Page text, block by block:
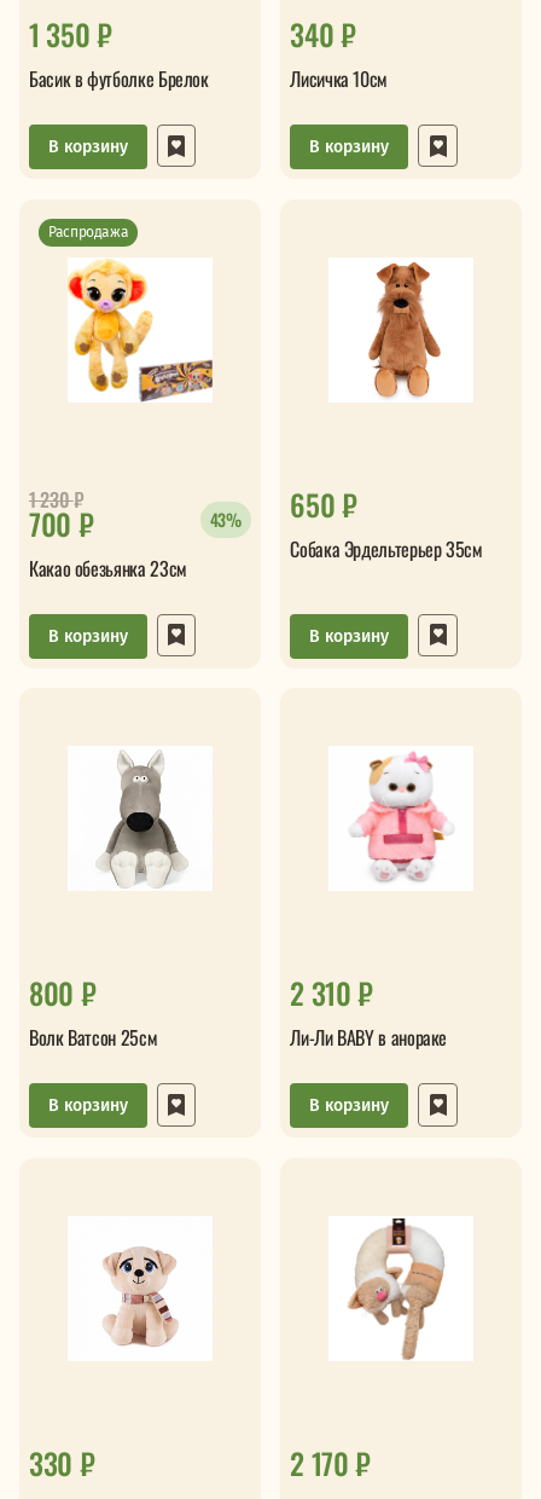
1 350 ₽
Басик в футболке Брелок
В корзину
340 ₽
Лисичка 10см
В корзину
Распродажа
700 ₽
1 230₽
43%
Какао обезьянка 23см
В корзину
650 ₽
Собака Эрдельтерьер 35см
В корзину
800 ₽
Волк Ватсон 25см
В корзину
2 310 ₽
Ли-Ли BABY в анораке
В корзину
330 ₽ 2 170 ₽